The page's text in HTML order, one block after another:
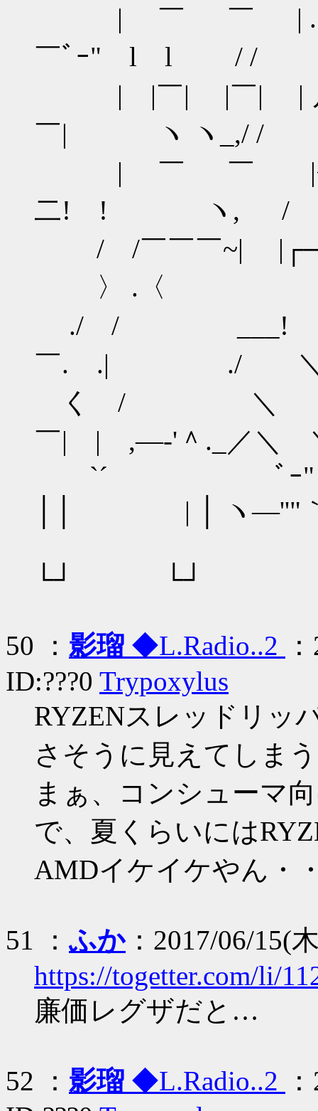
| ￣ ￣ |
￣ﾞｰ" l l / /
| |￣| |￣| | 丿
￣| ヽ ヽ_,/ /
| ￣ ￣ |<_
二! ! ヽ, /
/ /￣￣￣~|
〉 .〈
./ / ___!
￣. .| ./
く / ＼ |
￣| | ,―‐'＾._／＼
`´ ﾞｰ
││ | │ ヽ―''"
└┘ └┘
50 ： 影瑠 ◆L.Radio..2
ID:???0 Trypoxylus
RYZENスレッドリッ
さそうに見えてしま
まぁ、コンシューマ
で、夏くらいには
AMDイケイケやん・
51 ：ふか：2017/06/15(
https://togetter.com/li/
廉価レグザだと…
52 ： 影瑠 ◆L.Radio..2